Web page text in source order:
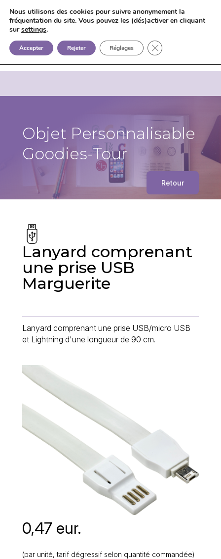
Objet Personnalisable
Goodies-Tour
Retour
0,47 eur.
(par unité, tarif dégressif selon quantité commandée)
Lanyard comprenant
une prise USB
Marguerite
Lanyard comprenant une prise USB/micro USB
et Lightning d'une longueur de 90 cm.
Nous utilisons des cookies pour suivre anonymement la
fréquentation du site. Vous pouvez les (dés)activer en cliquant
sursettings.
Accepter Rejeter Réglages Fermer la bannière